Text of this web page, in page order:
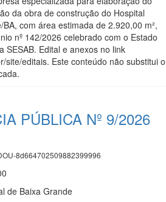
da obra de construção do Hospital
com área estimada de 2.920,00 m²,
nº 142/2026 celebrado com o Estado
SESAB. Edital e anexos no link
site/editais. Este conteúdo não substitui o
PÚBLICA Nº 9/2026
8d664702509882399996
de Baixa Grande